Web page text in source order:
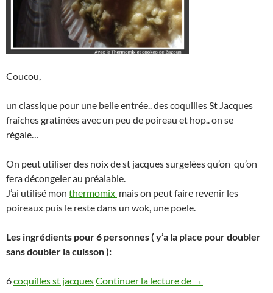
Coucou,
un classique pour une belle entrée.. des coquilles St Jacques
fraîches gratinées avec un peu de poireau et hop.. on se
régale…
On peut utiliser des noix de st jacques surgelées qu’on qu’on
fera décongeler au préalable.
J’ai utilisé mon thermomix mais on peut faire revenir les
poireaux puis le reste dans un wok, une poele.
Les ingrédients pour 6 personnes ( y’a la place pour doubler
sans doubler la cuisson ):
6coquilles st jacquesContinuer la lecture de Coquilles st
→